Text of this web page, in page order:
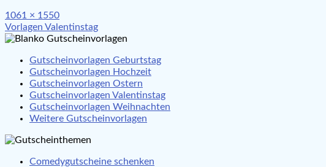
Full
size
1061 × 1550
Beitragsnavigation
Vorlagen Valentinstag
Gutscheinvorlagen Geburtstag
Gutscheinvorlagen Hochzeit
Gutscheinvorlagen Ostern
Gutscheinvorlagen Valentinstag
Gutscheinvorlagen Weihnachten
Weitere Gutscheinvorlagen
Comedygutscheine schenken